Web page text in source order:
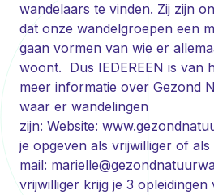
wandelaars te vinden. Zij zijn
dat onze wandelgroepen een
gaan vormen van wie er
woont. Dus IEDEREEN is van
meer informatie over Gezond
waar er wandelingen
zijn: Website:
je opgeven als vrijwilliger of
mail:
vrijwilliger krijg je 3 opleidingen